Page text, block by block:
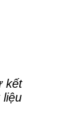
kết
liệu